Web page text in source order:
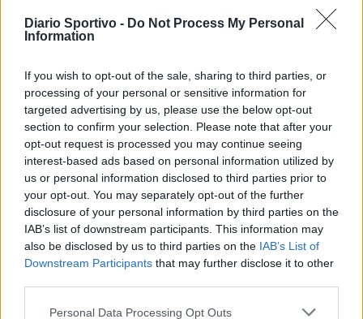
Diario Sportivo - Do Not Process My Personal
Information
If you wish to opt-out of the sale, sharing to third parties, or
processing of your personal or sensitive information for
targeted advertising by us, please use the below opt-out
section to confirm your selection. Please note that after your
opt-out request is processed you may continue seeing
interest-based ads based on personal information utilized by
us or personal information disclosed to third parties prior to
your opt-out. You may separately opt-out of the further
disclosure of your personal information by third parties on the
IAB’s list of downstream participants. This information may
also be disclosed by us to third parties on the IAB’s List of
Downstream Participants that may further disclose it to other
Personal Data Processing Opt Outs
L'Ilva si completa con Markic, Contucci,
Carlucci, Bevilacqua, Solinas, Souare e Galic
Gran colpo dell'Ossese, per la difesa c'è l'ex
Torres Riccardo Idda
7 Ago 2026
L'Ossese si prepara all'esordio in D: Forzati,
Cabrera, Tesio, Limongelli, Bolzicco e tanti
giovani tra i…
7 Ago 2026
Il Monastir riparte dai pilastri Masia, Pinna e
Aloia, il primo acquisto è Loru
7 Ago 2026